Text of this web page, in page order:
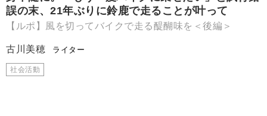
誤の末、21年ぶりに鈴鹿で走ることが叶って
【ルポ】風を切ってバイクで走る醍醐味を＜後編＞
古川美穂 ライター
社会活動